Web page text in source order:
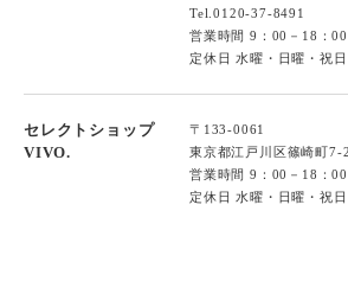
Tel.0120-37-8491
営業時間 9：00－18：00
定休日 水曜・日曜・祝日
セレクトショップ
VIVO.
〒133-0061
東京都江戸川区篠崎町7-
営業時間 9：00－18：00
定休日 水曜・日曜・祝日